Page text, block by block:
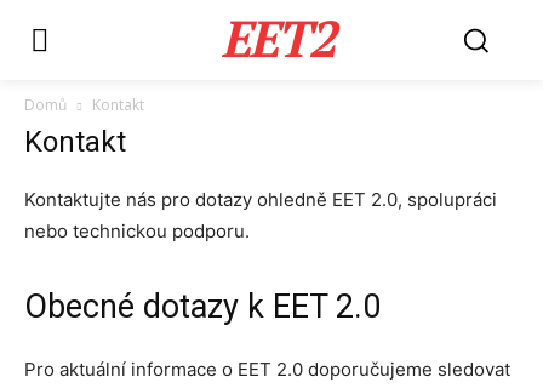
EET2
Domů Kontakt
Kontakt
Kontaktujte nás pro dotazy ohledně EET 2.0, spolupráci
nebo technickou podporu.
Obecné dotazy k EET 2.0
Pro aktuální informace o EET 2.0 doporučujeme sledovat